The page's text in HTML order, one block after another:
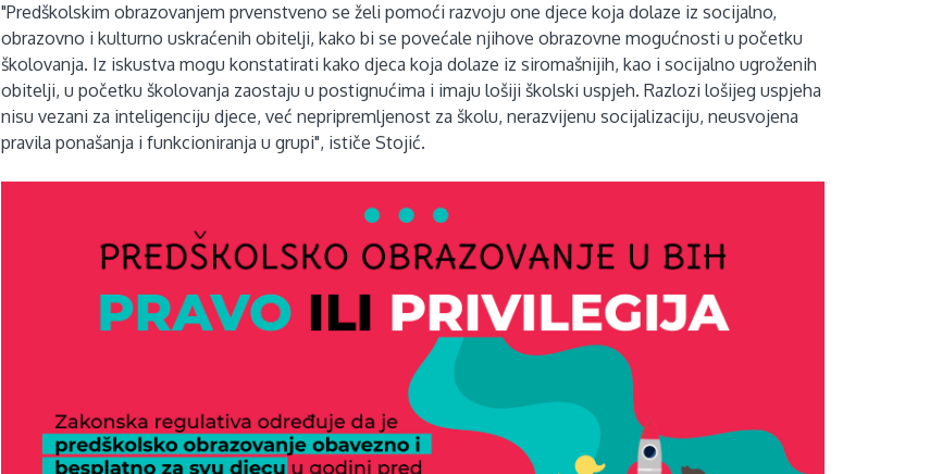
"Predškolskim obrazovanjem prvenstveno se želi pomoći razvoju one djece koja dolaze iz socijalno,
obrazovno i kulturno uskraćenih obitelji, kako bi se povećale njihove obrazovne mogućnosti u početku
školovanja. Iz iskustva mogu konstatirati kako djeca koja dolaze iz siromašnijih, kao i socijalno ugroženih
obitelji, u početku školovanja zaostaju u postignućima i imaju lošiji školski uspjeh. Razlozi lošijeg uspjeha
nisu vezani za inteligenciju djece, već nepripremljenost za školu, nerazvijenu socijalizaciju, neusvojena
pravila ponašanja i funkcioniranja u grupi", ističe Stojić.